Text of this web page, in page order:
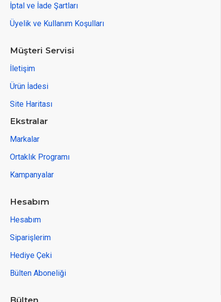
İptal ve İade Şartları
Üyelik ve Kullanım Koşulları
Müşteri Servisi
İletişim
Ürün İadesi
Site Haritası
Ekstralar
Markalar
Ortaklık Programı
Kampanyalar
Hesabım
Hesabım
Siparişlerim
Hediye Çeki
Bülten Aboneliği
Bülten